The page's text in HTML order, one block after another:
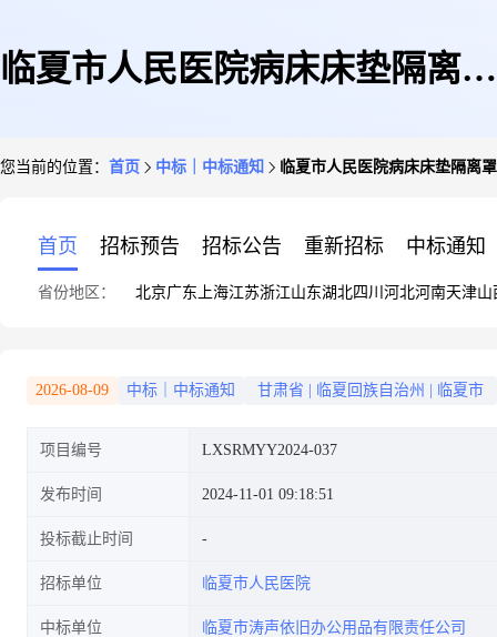
临夏市人民医院病床床垫隔离罩
您当前的位置： 首页 中标｜中标通知 临夏市人民医院病床床垫隔离
首页 招标预告 招标公告 重新招标 中标通知
省份地区： 北京广东 上海江苏浙江山东湖北四川 河北河南天津山
2026-08-09 中标｜中标通知 甘肃省 临夏回族自治州 临夏市
项目编号 LXSRMYY2024-037
发布时间 2024-11-01 09:18:51
投标截止时间
招标单位 临夏市人民医院
中标单位 临夏市涛声依旧办公用品有限责任公司